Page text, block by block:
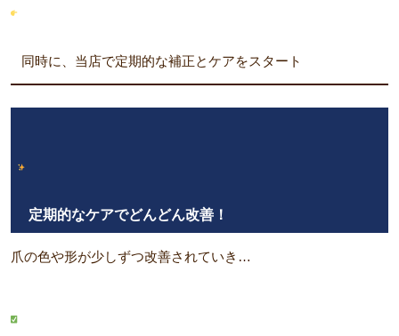
同時に、当店で定期的な補正とケアをスタート
定期的なケアでどんどん改善！
爪の色や形が少しずつ改善されていき…